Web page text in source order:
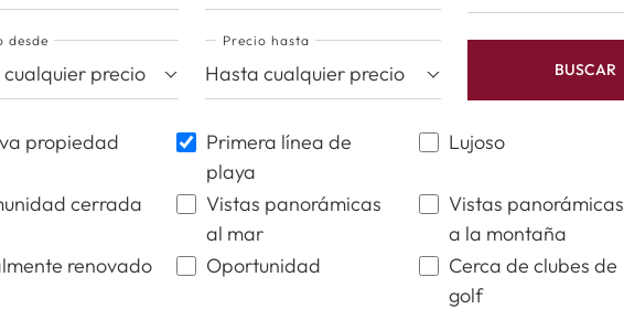
desde
cualquier precio
Precio hasta
Hasta cualquier precio BUSCAR
propiedad
Primera línea de
playa
Lujoso
cerrada
Vistas panorámicas
al mar
Vistas panorámicas
a la montaña
renovado Oportunidad
Cerca de clubes de
golf